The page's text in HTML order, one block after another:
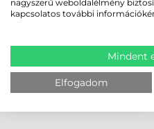
nagyszerű weboldalélmény
kapcsolatos további
Mindent
Elfogadom